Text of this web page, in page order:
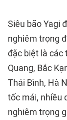
Siêu bão Yagi
nghiêm trọng
đặc biệt là các
Quang, Bắc
Thái Bình, Hà
tốc mái, nhiều
nghiêm trọng